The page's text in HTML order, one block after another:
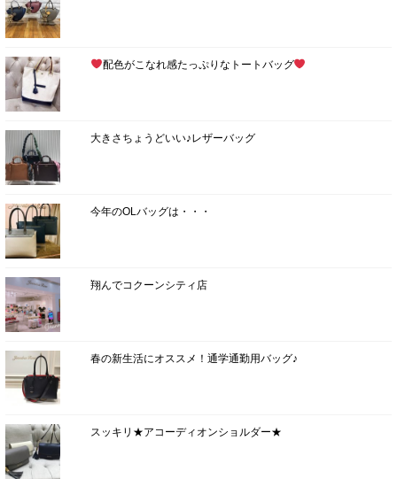
配色がこなれ感たっぷりなトートバッグ
大きさちょうどいい♪レザーバッグ
今年のOLバッグは・・・
翔んでコクーンシティ店
春の新生活にオススメ！通学通勤用バッグ♪
スッキリ★アコーディオンショルダー★